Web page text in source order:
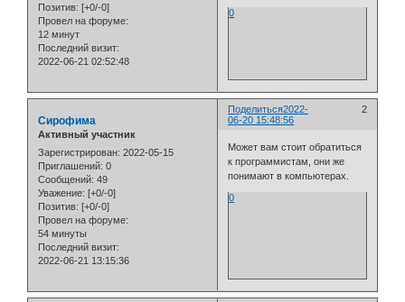
Позитив: [+0/-0]
Провел на форуме:
12 минут
Последний визит:
2022-06-21 02:52:48
0
Поделиться 2
2022-
06-20 15:48:56
Сирофима
Активный участник
Зарегистрирован: 2022-05-15
Приглашений: 0
Сообщений: 49
Уважение: [+0/-0]
Позитив: [+0/-0]
Провел на форуме:
54 минуты
Последний визит:
2022-06-21 13:15:36
Может вам стоит обратиться
к программистам, они же
понимают в компьютерах.
0